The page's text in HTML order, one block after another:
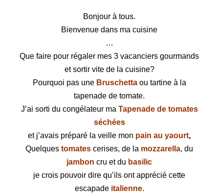
Bonjour à tous.
Bienvenue dans ma cuisine
…
Que faire pour régaler mes 3 vacanciers gourmands
et sortir vite de la cuisine?
Pourquoi pas une Bruschettaou tartine à la
tapenade de tomate.
J’ai sorti du congélateur ma Tapenade de tomates
séchées
et j’avais préparé la veille mon pain au yaourt,
Quelquestomates cerises, de la mozzarella, du
jambon cru et du basilic
je crois pouvoir dire qu’ils ont apprécié cette
escapade italienne.